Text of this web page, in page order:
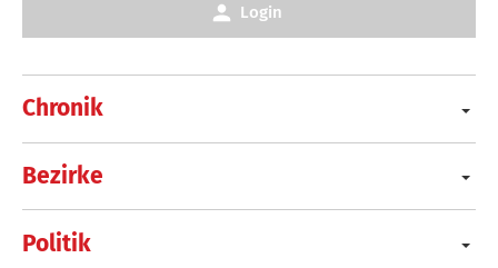
Chronik
Bezirke
Politik
Login